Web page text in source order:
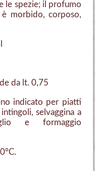
le spezie; il profumo
morbido, corposo,
da lt. 0,75
indicato per piatti
selvaggina a
e formaggio